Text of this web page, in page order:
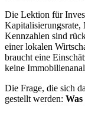
Die Lektion für
Kapitalisierungsrate,
Kennzahlen sind
einer lokalen
braucht eine
keine
Die Frage, die sich
gestellt werden: